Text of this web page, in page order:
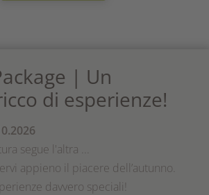
| Un
di esperienze!
segue l'altra ...
appieno il piacere dell’autunno.
davvero speciali!